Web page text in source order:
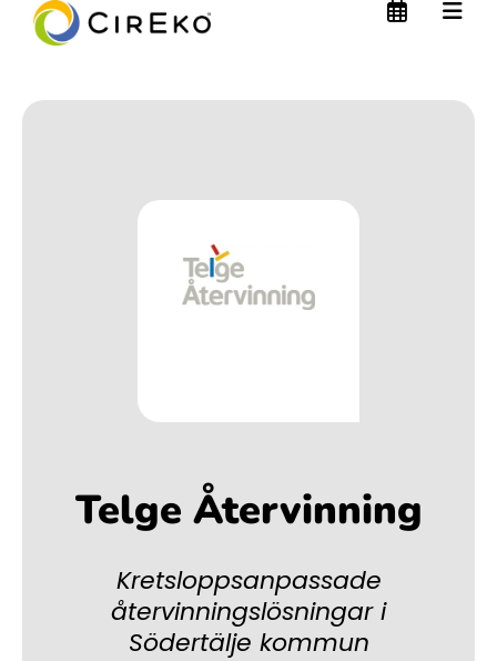
Telge Återvinning
Kretsloppsanpassade
återvinningslösningar i
Södertälje kommun